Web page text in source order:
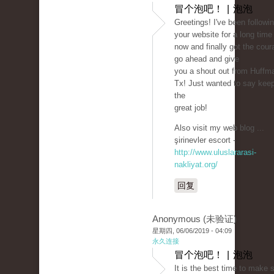
冒个泡吧！ | 泡泡
Greetings! I've been
your website for a long time
now and finally got the
go ahead and give
you a shout out from
Tx! Just wanted to say
the
great job!
Also visit my web blog ...
şirinevler escort -
http://www.uluslararasi-
nakliyat.org/
回复
Anonymous (未验证)
星期四, 06/06/2019 - 04:09
永久连接
冒个泡吧！ | 泡泡
It is the best time to make